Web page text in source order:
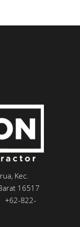
Kec.
16517
+62-822-